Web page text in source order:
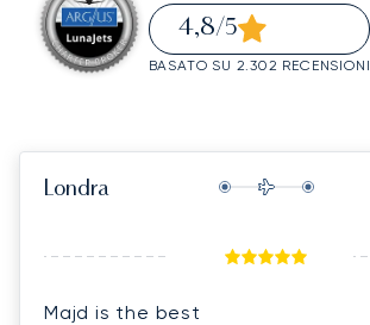
4,8/5
BASATO SU 2.302 RECENSIONI
Londra
Majd is the best